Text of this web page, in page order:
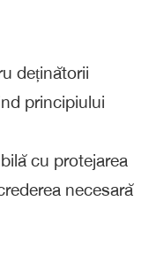
deținătorii
principiului
cu protejarea
necesară